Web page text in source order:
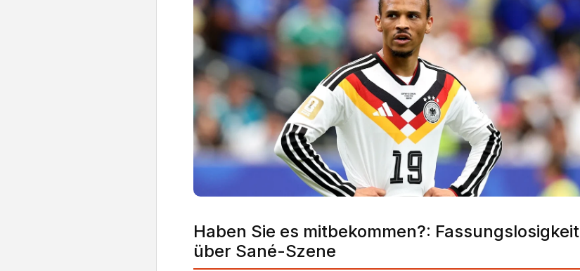
Haben Sie es mitbekommen?: Fassungslosigkeit
über Sané-Szene